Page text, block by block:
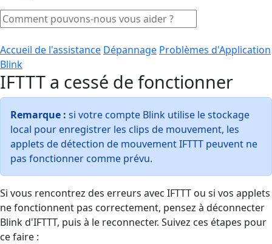
Accueil de l'assistance Dépannage Problèmes d'Application
Blink
IFTTT a cessé de fonctionner
Remarque : si votre compte Blink utilise le stockage
local pour enregistrer les clips de mouvement, les
applets de détection de mouvement IFTTT peuvent ne
pas fonctionner comme prévu.
Si vous rencontrez des erreurs avec IFTTT ou si vos applets
ne fonctionnent pas correctement, pensez à déconnecter
Blink d'IFTTT, puis à le reconnecter. Suivez ces étapes pour
ce faire :